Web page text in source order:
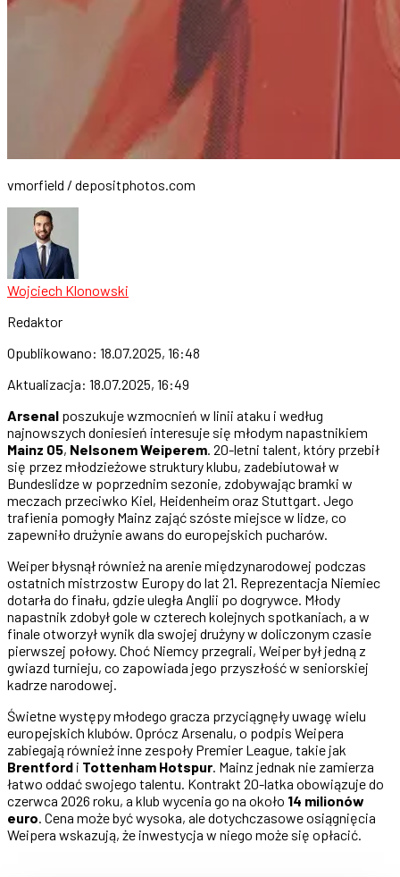
vmorfield / depositphotos.com
Wojciech Klonowski
Redaktor
Opublikowano: 18.07.2025, 16:48
Aktualizacja: 18.07.2025, 16:49
Arsenal poszukuje wzmocnień w linii ataku i według
najnowszych doniesień interesuje się młodym napastnikiem
Mainz 05, Nelsonem Weiperem. 20-letni talent, który przebił
się przez młodzieżowe struktury klubu, zadebiutował w
Bundeslidze w poprzednim sezonie, zdobywając bramki w
meczach przeciwko Kiel, Heidenheim oraz Stuttgart. Jego
trafienia pomogły Mainz zająć szóste miejsce w lidze, co
zapewniło drużynie awans do europejskich pucharów.
Weiper błysnął również na arenie międzynarodowej podczas
ostatnich mistrzostw Europy do lat 21. Reprezentacja Niemiec
dotarła do finału, gdzie uległa Anglii po dogrywce. Młody
napastnik zdobył gole w czterech kolejnych spotkaniach, a w
finale otworzył wynik dla swojej drużyny w doliczonym czasie
pierwszej połowy. Choć Niemcy przegrali, Weiper był jedną z
gwiazd turnieju, co zapowiada jego przyszłość w seniorskiej
kadrze narodowej.
Świetne występy młodego gracza przyciągnęły uwagę wielu
europejskich klubów. Oprócz Arsenalu, o podpis Weipera
zabiegają również inne zespoły Premier League, takie jak
Brentford i Tottenham Hotspur. Mainz jednak nie zamierza
łatwo oddać swojego talentu. Kontrakt 20-latka obowiązuje do
czerwca 2026 roku, a klub wycenia go na około 14 milionów
euro. Cena może być wysoka, ale dotychczasowe osiągnięcia
Weipera wskazują, że inwestycja w niego może się opłacić.